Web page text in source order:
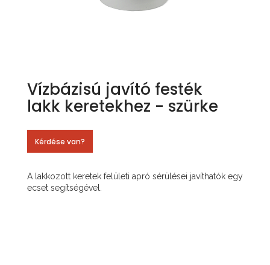
Vízbázisú javító festék
lakk keretekhez - szürke
Kérdése van?
A lakkozott keretek felületi apró sérülései javíthatók egy
ecset segítségével.